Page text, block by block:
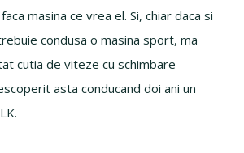
masina ce vrea el. Si, chiar daca si
condusa o masina sport, ma
cutia de viteze cu schimbare
asta conducand doi ani un